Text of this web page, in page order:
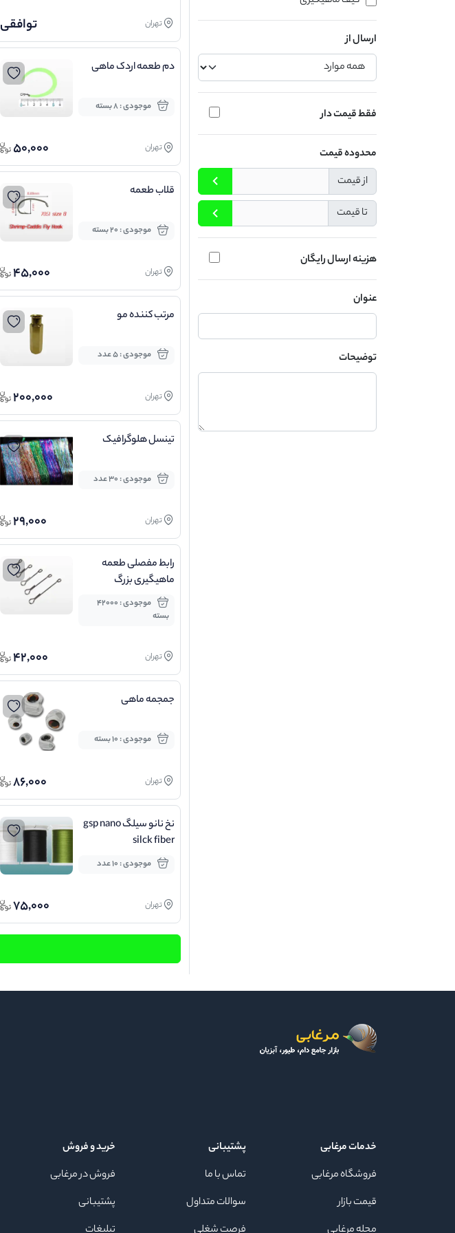
ارسال از
فقط قیمت دار
محدوده قیمت
از قیمت
تا قیمت
هزینه ارسال رایگان
عنوان
توضیحات
تهران توافقی
دم طعمه اردک ماهی
موجودی : 8 بسته
تهران 50,000
قلاب طعمه
موجودی : 20 بسته
تهران 45,000
مرتب کننده مو
موجودی : 5 عدد
تهران 200,000
تینسل هلوگرافیک
موجودی : 30 عدد
تهران 29,000
رابط مفصلی طعمه
ماهیگیری بزرگ
موجودی : 42000
بسته
تهران 42,000
جمجمه ماهی
موجودی : 10 بسته
تهران 86,000
نخ نانو سیلگ gsp nano
silck fiber
موجودی : 10 عدد
تهران 75,000
خدمات مرغابی
فروشگاه مرغابی
قیمت بازار
پشتیبانی
تماس با ما
سوالات متداول
خرید و فروش
فروش در مرغابی
پشتیبانی